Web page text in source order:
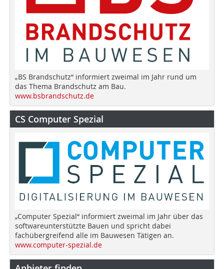
„BS Brandschutz“ informiert zweimal im Jahr rund um
das Thema Brandschutz am Bau.
www.bsbrandschutz.de
CS Computer Spezial
„Computer Spezial“ informiert zweimal im Jahr über das
softwareunterstützte Bauen und spricht dabei
fachübergreifend alle im Bauwesen Tätigen an.
www.computer-spezial.de